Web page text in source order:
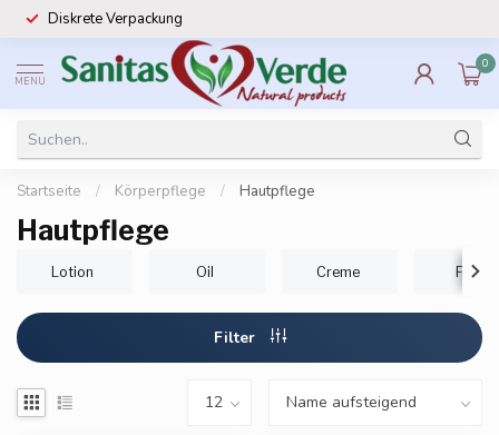
Diskrete Verpackung
MENU
0
Startseite / Körperpflege / Hautpflege
Hautpflege
Lotion Oil Creme Face
Filter